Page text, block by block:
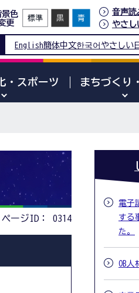
景色
更
音声読
やさし
English簡体中文한국어 やさしい
・スポーツ まちづくり
ページID： 0314
電子
する
た。
OB人